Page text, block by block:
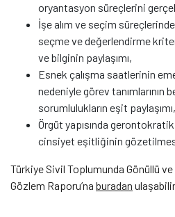
oryantasyon süreçlerini
İşe alım ve seçim
seçme ve değerlendirme
ve bilginin paylaşımı,
Esnek çalışma saatlerinin
nedeniyle görev tanımlarının
sorumlulukların eşit paylaşımı,
Örgüt yapısında
cinsiyet eşitliğinin
Türkiye Sivil Toplumunda Gönüllü ve
Gözlem Raporu’na buradan